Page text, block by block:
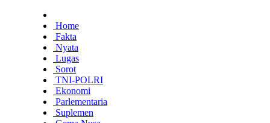
Home
Fakta
Nyata
Lugas
Sorot
TNI-POLRI
Ekonomi
Parlementaria
Suplemen